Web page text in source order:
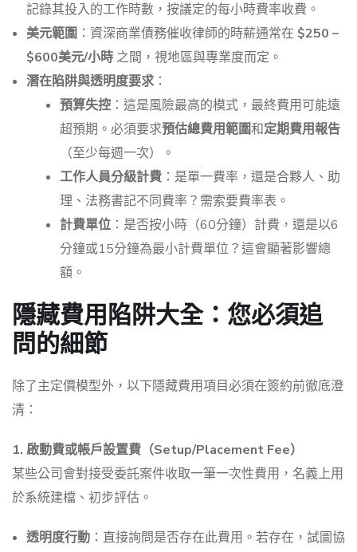
記錄其投入的工作時數，按議定的每小時費率收費。
美元範圍 ：資深商業債務催收律師的時薪通常在 $250 –
$600美元/小時 之間，視地區與專業度而定。
潛在陷阱與透明度要求 ：
預算失控 ：這是風險最高的模式，最終費用可能遠
超預期。必須要求預估總費用範圍和定期費用報告
（至少每週一次）。
工作人員分級計費 ：是單一費率，還是合夥人、助
理、法務書記不同費率？需索要費率表。
計費單位 ：是否按小時（60分鐘）計費，還是以6
分鐘或15分鐘為最小計費單位？這會顯著影響總
額。
隱藏費用陷阱大全：您必須追
問的細節
除了主定價模型外，以下隱藏費用項目必須在簽約前徹底澄
清：
1. 啟動費或帳戶設置費（Setup/Placement Fee）
某些公司會對接受委託案件收取一筆一次性費用，名義上用
於系統建檔、初步評估。
透明度行動 ：直接詢問是否存在此費用。若存在，試圖協